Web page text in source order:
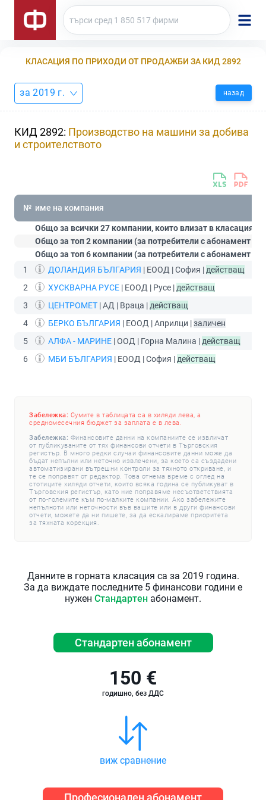
КЛАСАЦИЯ ПО ПРИХОДИ ОТ ПРОДАЖБИ ЗА КИД 2892
за 2019 г. назад
КИД 2892: Производство на машини за добива
и строителството
№ име на компания
Общо за всички 27 компании, които влизат в класацията:
Общо за топ 2 компании (за потребители с абонамент
Общо за топ 6 компании (за потребители с абонамент
1
ДОЛАНДИЯ БЪЛГАРИЯ | ЕООД | София | действащ
2
ХУСКВАРНА РУСЕ | ЕООД | Русе | действащ
3
ЦЕНТРОМЕТ | АД | Враца | действащ
4
БЕРКО БЪЛГАРИЯ | ЕООД | Априлци |заличен
5
АЛФА - МАРИНЕ | ООД | Горна Малина | действащ
6
МБИ БЪЛГАРИЯ | ЕООД | София | действащ
Забележка: Сумите в таблицата са в хиляди лева, а
средномесечния бюджет за заплата е в лева.
Забележка: Финансовите данни на компаниите се извличат
от публикуваните от тях финансови отчети в Търговския
регистър. В много редки случаи финансовите данни може да
бъдат непълни или неточно извлечени, за което са създадени
автоматизирани вътрешни контроли за тяхното откриване, и
те се поправят от редактор. Това отнема време с оглед на
стотиците хиляди отчети, които всяка година се публикуват в
Търговския регистър, като ние поправяме несъответствията
от по-големите към по-малките компании. Ако забележите
непълноти или неточности във вашите или в други финансови
отчети, можете да ни пишете, за да ескалираме приоритета
за тяхната корекция.
Данните в горната класация са за 2019 година.
За да виждате последните 5 финансови години е
нужен Стандартен абонамент.
Стандартен абонамент
150 €
годишно, без ДДС
виж сравнение
Професионален абонамент